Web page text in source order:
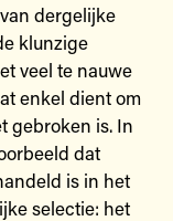
dergelijke
klunzige
veel te nauwe
enkel dient om
gebroken is. In
dat
is in het
selectie: het